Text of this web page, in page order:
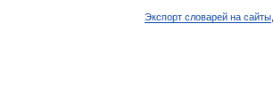
Экспорт словарей на сайты